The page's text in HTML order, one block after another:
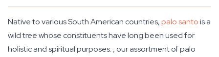
Native to various South American countries,palo santois a
wild tree whose constituents have long been used for
holistic and spiritual purposes. , our assortment of palo